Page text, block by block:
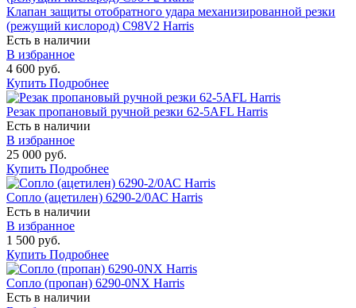
Клапан защиты отобратного удара механизированной резки
(режущий кислород) С98V2 Harris
Есть в наличии
В избранное
4 600 руб.
Купить Подробнее
Резак пропановый ручной резки 62-5AFL Harris
Есть в наличии
В избранное
25 000 руб.
Купить Подробнее
Сопло (ацетилен) 6290-2/0АС Harris
Есть в наличии
В избранное
1 500 руб.
Купить Подробнее
Сопло (пропан) 6290-0NX Harris
Есть в наличии